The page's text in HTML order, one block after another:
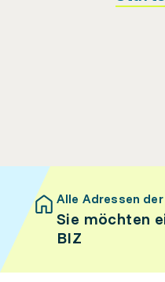
Alle Adressen der
Sie möchten
BIZ